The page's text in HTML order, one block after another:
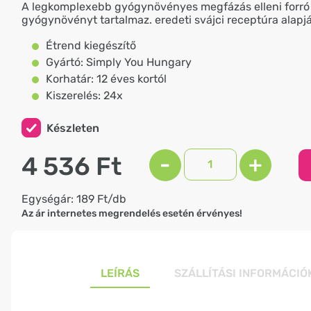
A legkomplexebb gyógynövényes megfázás elleni forró
gyógynövényt tartalmaz. eredeti svájci receptúra
Étrend kiegészítő
Gyártó: Simply You Hungary
Korhatár: 12 éves kortól
Kiszerelés: 24x
Készleten
4 536 Ft - +
Egységár: 189 Ft/db
Az ár internetes megrendelés esetén érvényes!
LEÍRÁS SZÁLLÍTÁSI